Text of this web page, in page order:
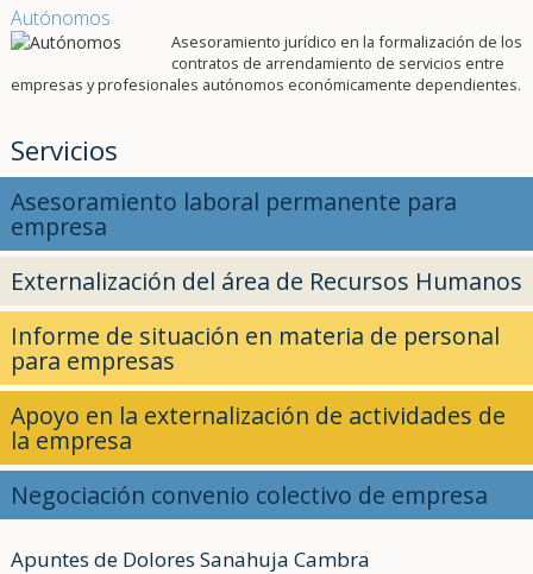
Autónomos
Asesoramiento jurídico en la formalización de los
contratos de arrendamiento de servicios entre
empresas y profesionales autónomos económicamente dependientes.
Servicios
Asesoramiento laboral permanente para
empresa
Externalización del área de Recursos Humanos
Informe de situación en materia de personal
para empresas
Apoyo en la externalización de actividades de
la empresa
Negociación convenio colectivo de empresa
Apuntes de Dolores Sanahuja Cambra